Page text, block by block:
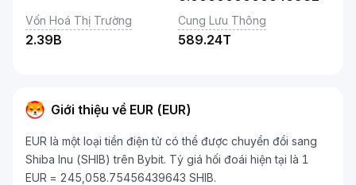
Vốn Hoá Thị Trường
2.39B
Cung Lưu Thông
589.24T
Giới thiệu về EUR (EUR)
EUR là một loại tiền điện tử có thể được chuyển đổi sang
Shiba Inu (SHIB) trên Bybit. Tỷ giá hối đoái hiện tại là 1
EUR = 245,058.75456439643 SHIB.